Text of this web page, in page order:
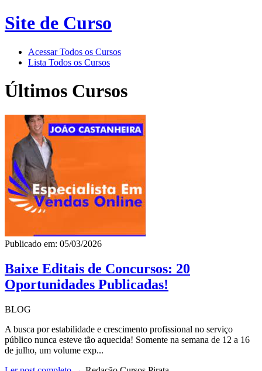
Site de Curso
Acessar Todos os Cursos
Lista Todos os Cursos
Últimos Cursos
Publicado em: 05/03/2026
Baixe Editais de Concursos: 20
Oportunidades Publicadas!
BLOG
A busca por estabilidade e crescimento profissional no serviço
público nunca esteve tão aquecida! Somente na semana de 12 a 16
de julho, um volume exp...